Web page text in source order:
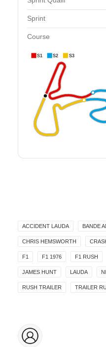
Sprint
Course
S1 S2 S3
ACCIDENT LAUDA BANDE
CHRIS HEMSWORTH
F1 F1 1976 F1 RUSH
JAMES HUNT LAUDA
RUSH TRAILER TRAILER